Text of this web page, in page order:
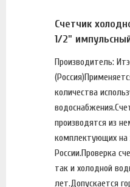
Счетчик
1/2"
Производитель:
количества
производятся из
комплектующих на
России.Проверка
так и холодной
лет.Допускается